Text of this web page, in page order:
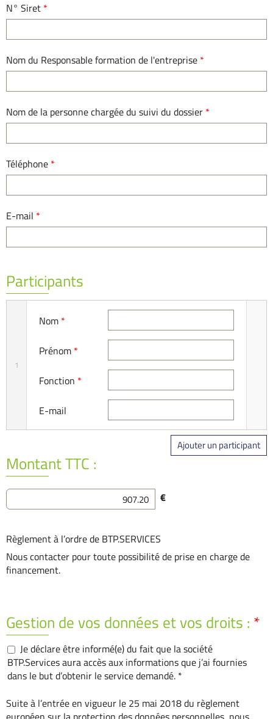
N° Siret *
Nom du Responsable formation de l'entreprise *
Nom de la personne chargée du suivi du dossier *
Téléphone *
E-mail *
Participants
1
Nom *
Prénom *
Fonction *
E-mail
Ajouter un participant
Montant TTC :
€
Règlement à l’ordre de BTP.SERVICES
Nous contacter pour toute possibilité de prise en charge de
financement.
Gestion de vos données et vos droits : *
Je déclare être informé(e) du fait que la société
BTP.Services aura accès aux informations que j’ai fournies
dans le but d’obtenir le service demandé. *
Suite à l’entrée en vigueur le 25 mai 2018 du règlement